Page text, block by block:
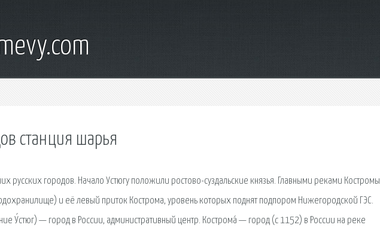
станция шарья
русских городов. Начало Устюгу положили ростово-суздальские князья. Главными реками Костромы
и её левый приток Кострома, уровень которых поднят подпором Нижегородской ГЭС.
У́стюг) — город в России, административный центр. Кострома́ — город (с 1152) в России на реке